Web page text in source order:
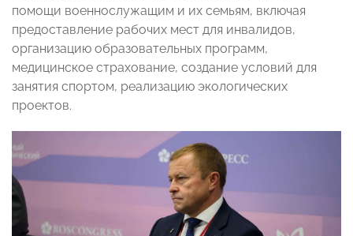
помощи военнослужащим и их семьям, включая
предоставление рабочих мест для инвалидов,
организацию образовательных программ,
медицинское страхование, создание условий для
занятия спортом, реализацию экологических
проектов.